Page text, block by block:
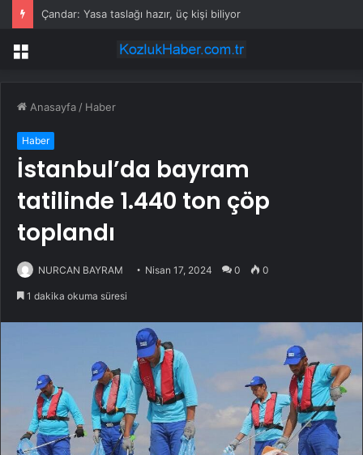
Çandar: Yasa taslağı hazır, üç kişi biliyor
Menü
Anasayfa / Haber
Haber
İstanbul’da bayram
tatilinde 1.440 ton çöp
toplandı
NURCAN BAYRAM Nisan 17, 2024 0 0
1 dakika okuma süresi